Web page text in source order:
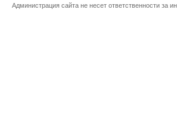
Администрация сайта не несет ответственности